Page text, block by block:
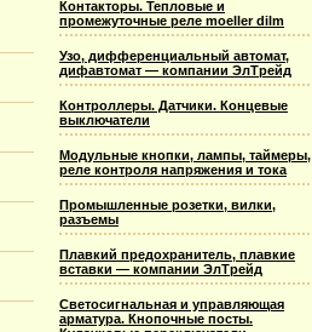
Контакторы. Тепловые и
промежуточные реле moeller dilm
Узо, дифференциальный автомат,
дифавтомат — компании ЭлТрейд
Контроллеры. Датчики. Концевые
выключатели
Модульные кнопки, лампы, таймеры,
реле контроля напряжения и тока
Промышленные розетки, вилки,
разъемы
Плавкий предохранитель, плавкие
вставки — компании ЭлТрейд
Светосигнальная и управляющая
арматура. Кнопочные посты.